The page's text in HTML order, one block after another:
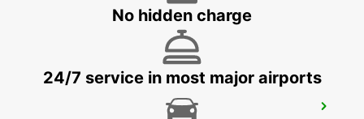
NORDERSTEDT - GERMANY
NORDERSTEDT NEW FROM 01.01.2027
No hidden charge
24/7 service in most major airports